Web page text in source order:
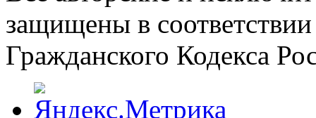
защищены в
Гражданского Кодекса